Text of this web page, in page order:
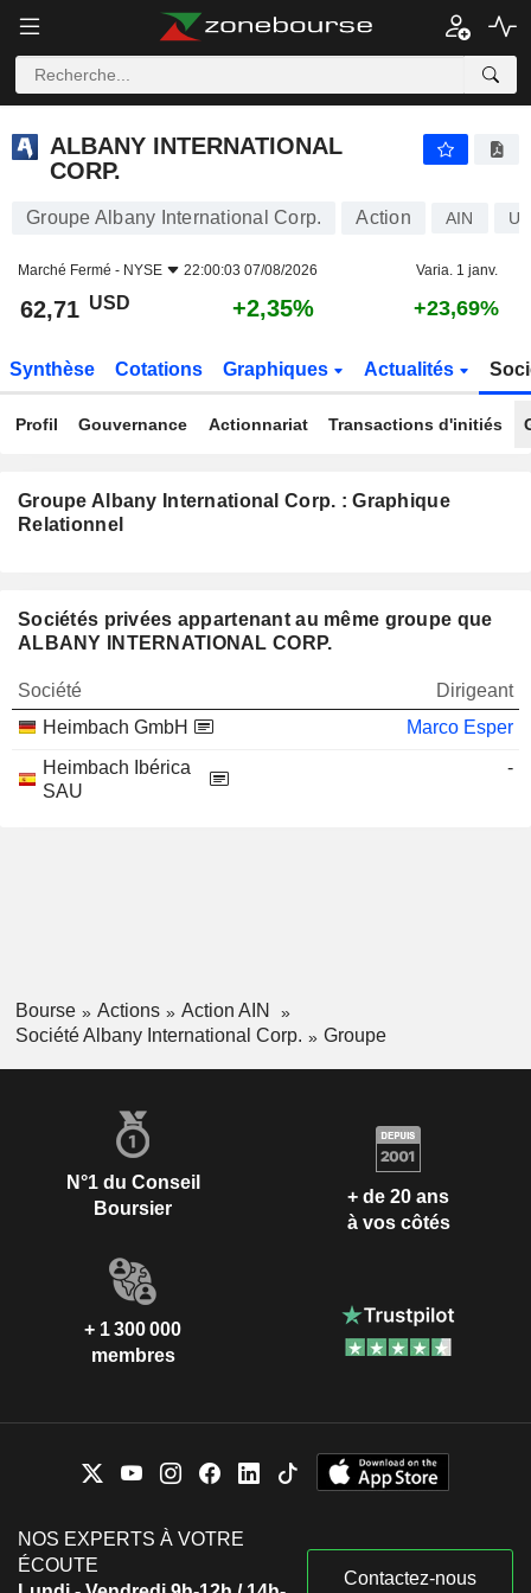
ALBANY INTERNATIONAL
CORP.
Groupe Albany International Corp. Action AIN
Marché Fermé - NYSE 22:00:03 07/08/2026 Varia. 1 janv.
62,71 USD +2,35% +23,69%
Synthèse Cotations Graphiques Actualités
Profil Gouvernance Actionnariat Transactions d'initiés
Groupe Albany International Corp. : Graphique
Relationnel
Sociétés privées appartenant au même groupe que
ALBANY INTERNATIONAL CORP.
Société
Dirigeant
Heimbach GmbH
Marco Esper
Heimbach Ibérica
SAU
-
Bourse Actions
Action AIN
Société Albany International Corp.
Groupe
N°1 du Conseil
Boursier
+ de 20 ans
à vos côtés
+ 1 300 000
membres
NOS EXPERTS À VOTRE
ÉCOUTE
Contactez-nous